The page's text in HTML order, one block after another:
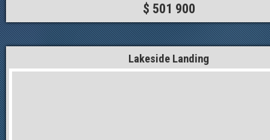
$ 501 900
Lakeside Landing